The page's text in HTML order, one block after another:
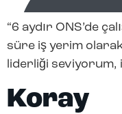
“6 aydır ONS’de
süre iş yerim
liderliği seviyorum,
Koray